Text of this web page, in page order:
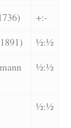
+:-
½:½
½:½
½:½